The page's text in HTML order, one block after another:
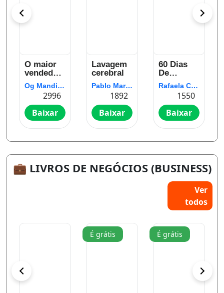
O maior
vendedor
do mundoOg Mandino
2996
Baixar
Lavagem
cerebral
Pablo Marçal
1892
Baixar
60 Dias
De
Neblina Rafaela Carvalho
1550
Baixar
💼 LIVROS DE NEGÓCIOS (BUSINESS)
Ver
todos
É grátis É grátis